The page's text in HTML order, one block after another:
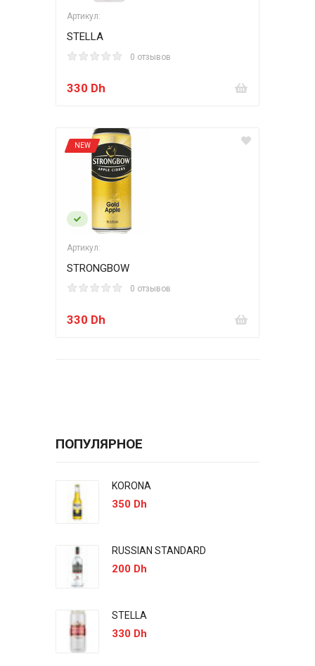
Артикул:
STELLA
0 отзывов
330 Dh
NEW
Артикул:
STRONGBOW
0 отзывов
330 Dh
ПОПУЛЯРНОЕ
KORONA
350 Dh
RUSSIAN STANDARD
200 Dh
STELLA
330 Dh